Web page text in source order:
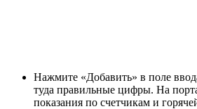
Нажмите «Добавить» в поле
туда правильные цифры. На
показания по счетчикам и